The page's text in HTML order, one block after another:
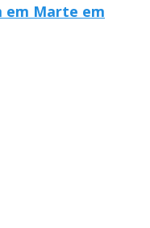
em Marte em